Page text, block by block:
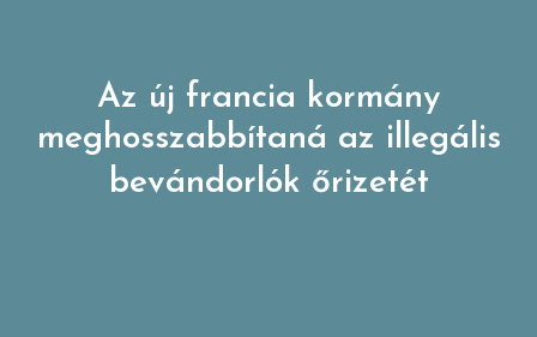
Az új francia kormány
meghosszabbítaná az illegális
bevándorlók őrizetét